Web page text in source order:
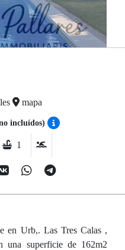
mapa
incluídos)
1
en Urb,. Las Tres Calas ,
una superficie de 162m2